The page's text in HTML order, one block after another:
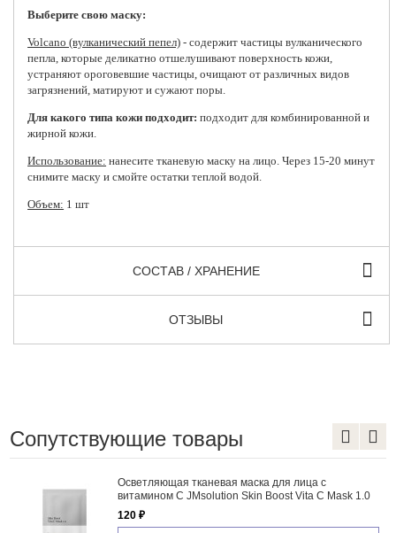
Выберите свою маску:
Volcano (вулканический пепел) - содержит частицы вулканического
пепла, которые деликатно отшелушивают поверхность кожи,
устраняют ороговевшие частицы, очищают от различных видов
загрязнений, матируют и сужают поры.
Для какого типа кожи подходит: подходит для комбинированной и
жирной кожи.
Использование: нанесите тканевую маску на лицо. Через 15-20 минут
снимите маску и смойте остатки теплой водой.
Объем: 1 шт
СОСТАВ / ХРАНЕНИЕ
ОТЗЫВЫ
Сопутствующие товары
Осветляющая тканевая маска для лица с
витамином С JMsolution Skin Boost Vita C Mask 1.0
120 ₽